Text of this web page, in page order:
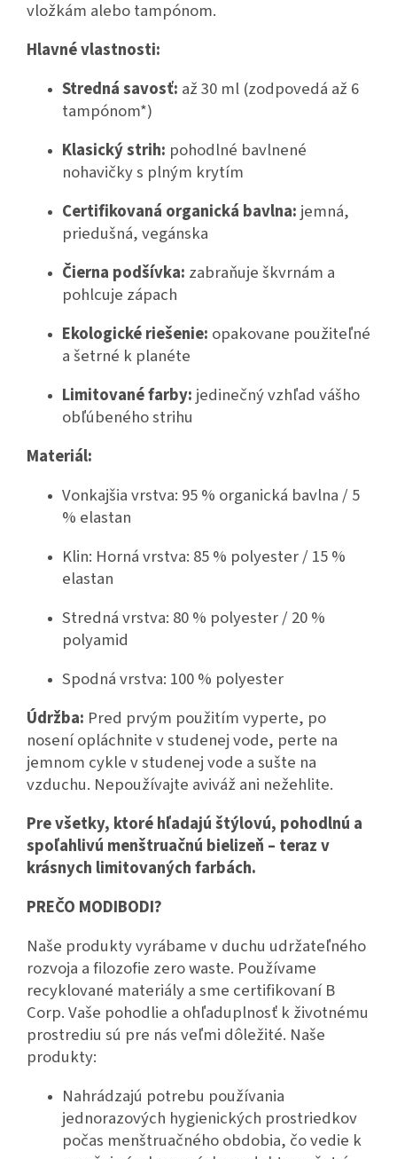
vložkám alebo tampónom.
Hlavné vlastnosti:
Stredná savosť: až 30 ml (zodpovedá až 6
tampónom*)
Klasický strih: pohodlné bavlnené
nohavičky s plným krytím
Certifikovaná organická bavlna: jemná,
priedušná, vegánska
Čierna podšívka: zabraňuje škvrnám a
pohlcuje zápach
Ekologické riešenie: opakovane použiteľné
a šetrné k planéte
Limitované farby: jedinečný vzhľad vášho
obľúbeného strihu
Materiál:
Vonkajšia vrstva: 95 % organická bavlna / 5
% elastan
Klin: Horná vrstva: 85 % polyester / 15 %
elastan
Stredná vrstva: 80 % polyester / 20 %
polyamid
Spodná vrstva: 100 % polyester
Údržba: Pred prvým použitím vyperte, po
nosení opláchnite v studenej vode, perte na
jemnom cykle v studenej vode a sušte na
vzduchu. Nepoužívajte aviváž ani nežehlite.
Pre všetky, ktoré hľadajú štýlovú, pohodlnú a
spoľahlivú menštruačnú bielizeň – teraz v
krásnych limitovaných farbách.
PREČO MODIBODI?
Naše produkty vyrábame v duchu udržateľného
rozvoja a filozofie zero waste. Používame
recyklované materiály a sme certifikovaní B
Corp. Vaše pohodlie a ohľaduplnosť k životnému
prostrediu sú pre nás veľmi dôležité. Naše
produkty:
Nahrádzajú potrebu používania
jednorazových hygienických prostriedkov
počas menštruačného obdobia, čo vedie k